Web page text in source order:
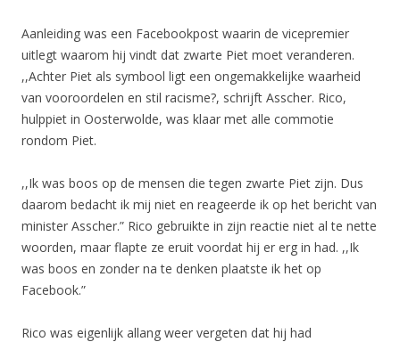
Aanleiding was een Facebookpost waarin de vicepremier
uitlegt waarom hij vindt dat zwarte Piet moet veranderen.
,,Achter Piet als symbool ligt een ongemakkelijke waarheid
van vooroordelen en stil racisme?, schrijft Asscher. Rico,
hulppiet in Oosterwolde, was klaar met alle commotie
rondom Piet.
,,Ik was boos op de mensen die tegen zwarte Piet zijn. Dus
daarom bedacht ik mij niet en reageerde ik op het bericht van
minister Asscher.” Rico gebruikte in zijn reactie niet al te nette
woorden, maar flapte ze eruit voordat hij er erg in had. ,,Ik
was boos en zonder na te denken plaatste ik het op
Facebook.”
Rico was eigenlijk allang weer vergeten dat hij had